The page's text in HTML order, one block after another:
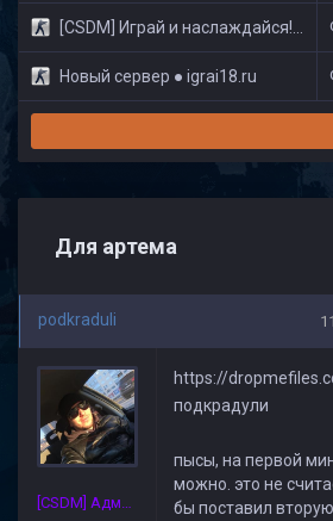
[CSDM] Играй и наслаждайся! © Classic
Новый сервер ● igrai18.ru
Для артема
podkraduli
[CSDM] Администратор
https://
подкрадули
пысы, на первой
можно. это не
бы поставил